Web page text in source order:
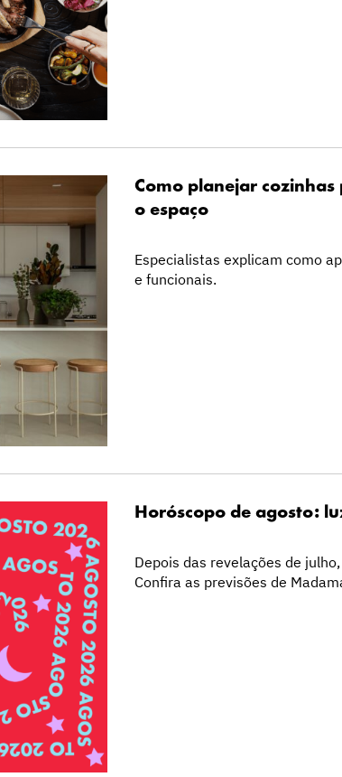
Como planejar
o espaço
Especialistas explicam como
e funcionais.
Horóscopo de agosto:
Depois das revelações de
Confira as previsões de